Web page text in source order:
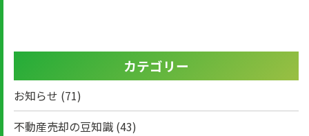
カテゴリー
お知らせ (71)
不動産売却の豆知識 (43)